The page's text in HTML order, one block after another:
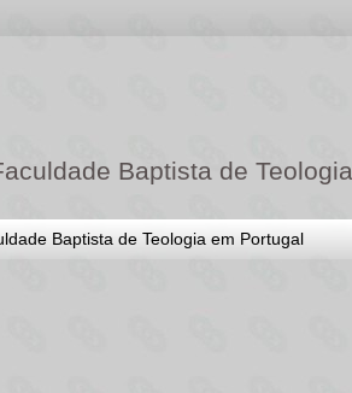
Baptista de Teologia
Baptista de Teologia em Portugal